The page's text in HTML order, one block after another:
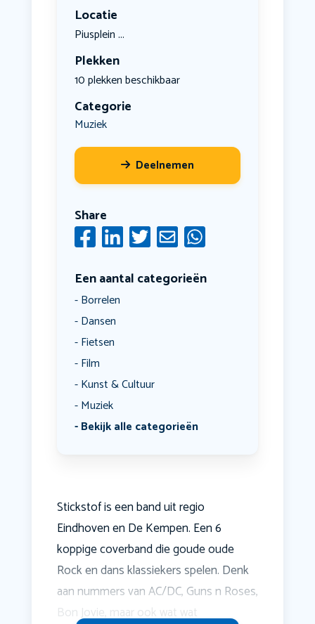
Locatie
Piusplein ...
Plekken
10 plekken beschikbaar
Categorie
Muziek
Deelnemen
Share
Een aantal categorieën
Borrelen
Dansen
Fietsen
Film
Kunst & Cultuur
Muziek
Bekijk alle categorieën
Stickstof is een band uit regio
Eindhoven en De Kempen. Een 6
koppige coverband die goude oude
Rock en dans klassiekers spelen. Denk
aan nummers van AC/DC, Guns n Roses,
Bon Jovie, maar ook wat wat